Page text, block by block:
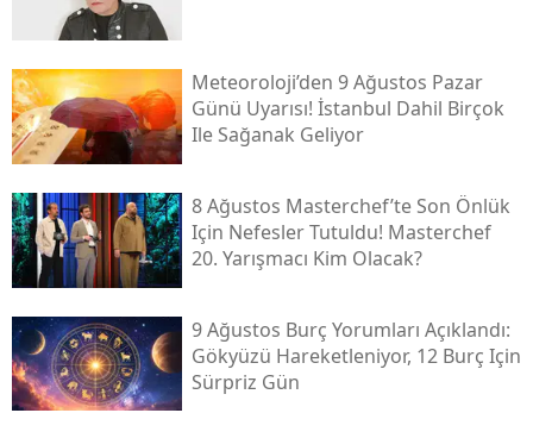
Meteoroloji’den 9 Ağustos Pazar
Günü Uyarısı! İstanbul Dahil Birçok
Ile Sağanak Geliyor
8 Ağustos Masterchef’te Son Önlük
Için Nefesler Tutuldu! Masterchef
20. Yarışmacı Kim Olacak?
9 Ağustos Burç Yorumları Açıklandı:
Gökyüzü Hareketleniyor, 12 Burç Için
Sürpriz Gün